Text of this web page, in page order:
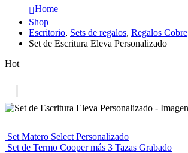
Home
Shop
Escritorio, Sets de regalos, Regalos Cobre
Set de Escritura Eleva Personalizado
Hot
Set Matero Select Personalizado
Set de Termo Cooper más 3 Tazas Grabado